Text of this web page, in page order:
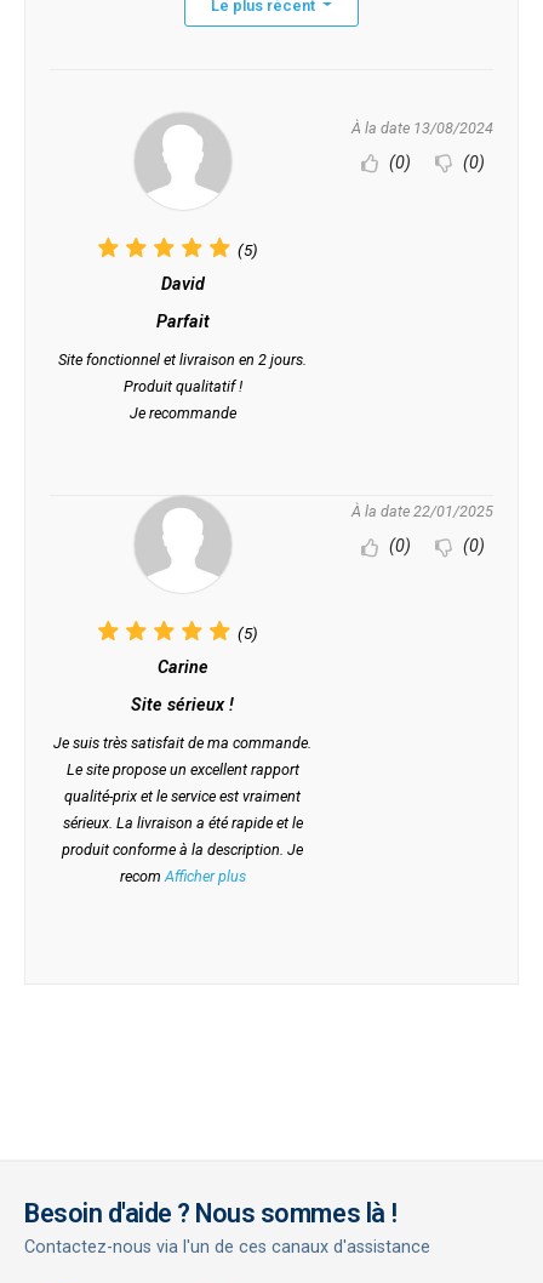
Le plus récent
(5)
David
Parfait
Site fonctionnel et livraison en 2 jours.
Produit qualitatif !
Je recommande
À la date 13/08/2024
(0) (0)
(5)
Carine
Site sérieux !
Je suis très satisfait de ma commande.
Le site propose un excellent rapport
qualité-prix et le service est vraiment
sérieux. La livraison a été rapide et le
produit conforme à la description. Je
recomAfficher plus
À la date 22/01/2025
(0) (0)
Besoin d'aide ? Nous sommes là !
Contactez-nous via l'un de ces canaux d'assistance